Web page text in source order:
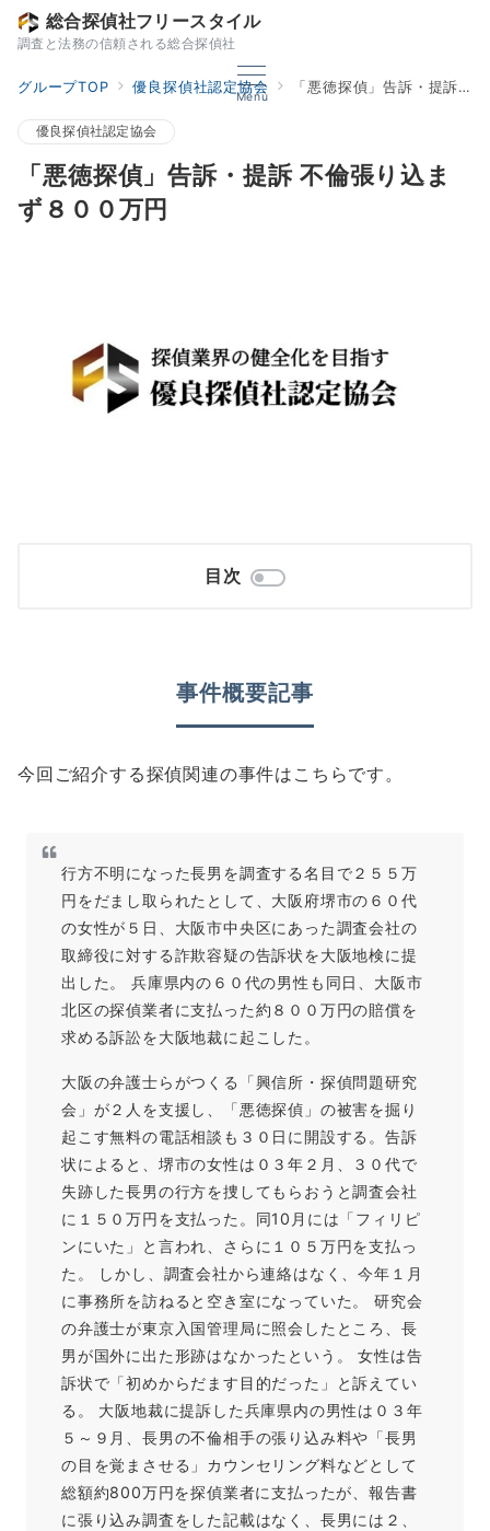
総合探偵社フリースタイル
調査と法務の信頼される総合探偵社
Menu
グループTOP 優良探偵社認定協会 「悪徳探偵」告訴・提訴 不倫張り込まず８００万円
優良探偵社認定協会
「悪徳探偵」告訴・提訴 不倫張り込ま
ず８００万円
目次
事件概要記事
今回ご紹介する探偵関連の事件はこちらです。
行方不明になった長男を調査する名目で２５５万
円をだまし取られたとして、大阪府堺市の６０代
の女性が５日、大阪市中央区にあった調査会社の
取締役に対する詐欺容疑の告訴状を大阪地検に提
出した。 兵庫県内の６０代の男性も同日、大阪市
北区の探偵業者に支払った約８００万円の賠償を
求める訴訟を大阪地裁に起こした。
大阪の弁護士らがつくる「興信所・探偵問題研究
会」が２人を支援し、「悪徳探偵」の被害を掘り
起こす無料の電話相談も３０日に開設する。告訴
状によると、堺市の女性は０３年２月、３０代で
失跡した長男の行方を捜してもらおうと調査会社
に１５０万円を支払った。同10月には「フィリピ
ンにいた」と言われ、さらに１０５万円を支払っ
た。 しかし、調査会社から連絡はなく、今年１月
に事務所を訪ねると空き室になっていた。 研究会
の弁護士が東京入国管理局に照会したところ、長
男が国外に出た形跡はなかったという。 女性は告
訴状で「初めからだます目的だった」と訴えてい
る。 大阪地裁に提訴した兵庫県内の男性は０３年
５～９月、長男の不倫相手の張り込み料や「長男
の目を覚まさせる」カウンセリング料などとして
総額約800万円を探偵業者に支払ったが、報告書
に張り込み調査をした記載はなく、長男には２、